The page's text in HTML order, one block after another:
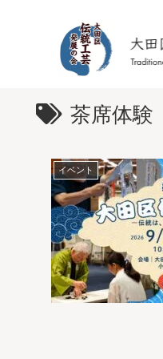
茶席体験
イベント